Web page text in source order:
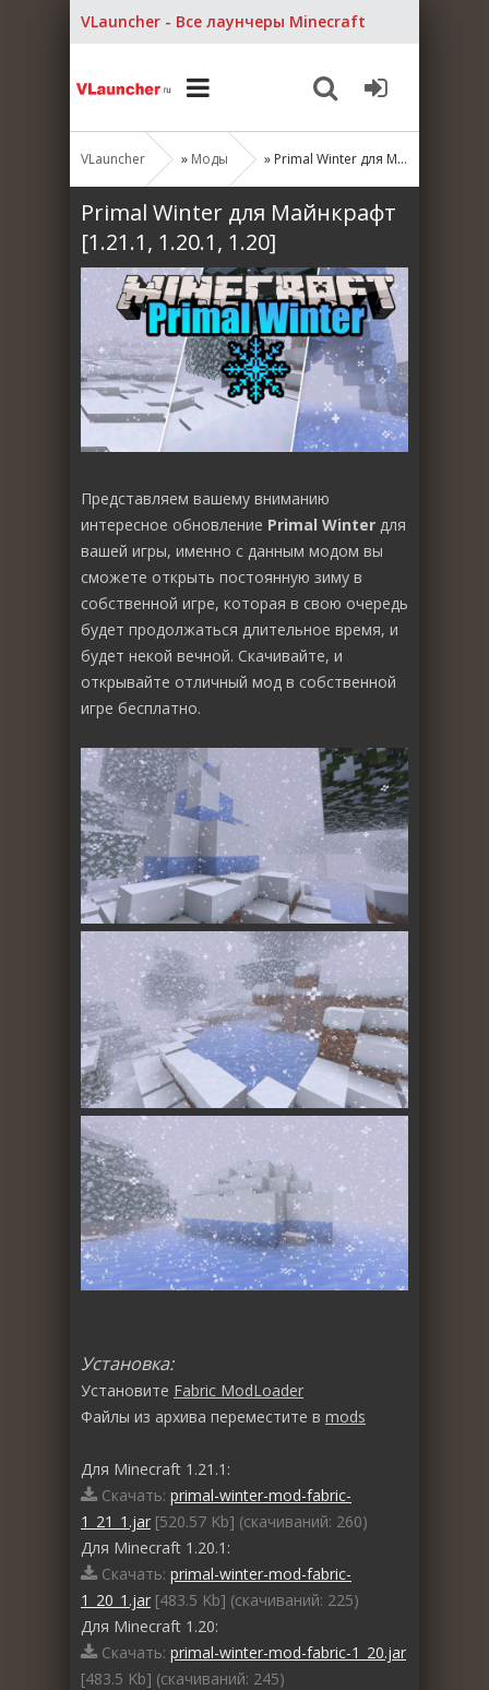
VLauncher - Все лаунчеры Minecraft
VLauncher » Моды » Primal Winter для Майнкрафт [1.21.1, 1.20.1, 1.20]
Primal Winter для Майнкрафт
[1.21.1, 1.20.1, 1.20]
Представляем вашему вниманию
интересное обновление Primal Winter для
вашей игры, именно с данным модом вы
сможете открыть постоянную зиму в
собственной игре, которая в свою очередь
будет продолжаться длительное время, и
будет некой вечной. Скачивайте, и
открывайте отличный мод в собственной
игре бесплатно.
Установка:
Установите Fabric ModLoader
Файлы из архива переместите в mods
Для Minecraft 1.21.1:
Скачать: primal-winter-mod-fabric-
1_21_1.jar [520.57 Kb] (cкачиваний: 260)
Для Minecraft 1.20.1:
Скачать: primal-winter-mod-fabric-
1_20_1.jar [483.5 Kb] (cкачиваний: 225)
Для Minecraft 1.20:
Скачать: primal-winter-mod-fabric-1_20.jar
[483.5 Kb] (cкачиваний: 245)